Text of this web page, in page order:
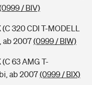
/ BIV)
320 CDI T-MODELL
ab 2007(0999 / BIW)
63 AMG T-
ab 2007(0999 / BIX)